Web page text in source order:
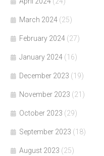
March 2024 (25)
February 2024 (27)
January 2024 (16)
December 2023 (19)
November 2023 (21)
October 2023 (29)
September 2023 (18)
August 2023 (25)